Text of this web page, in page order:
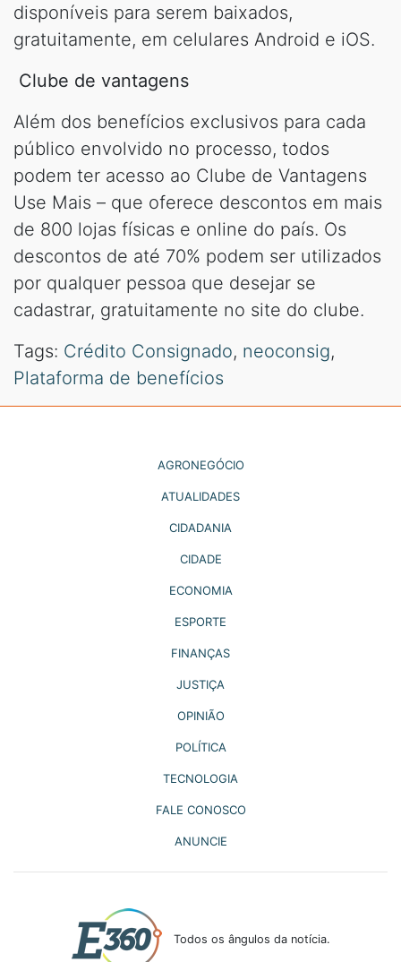
disponíveis para serem baixados,
gratuitamente, em celulares Android e iOS.
Clube de vantagens
Além dos benefícios exclusivos para cada
público envolvido no processo, todos
podem ter acesso ao Clube de Vantagens
Use Mais – que oferece descontos em mais
de 800 lojas físicas e online do país. Os
descontos de até 70% podem ser utilizados
por qualquer pessoa que desejar se
cadastrar, gratuitamente no site do clube.
Tags: Crédito Consignado, neoconsig,
Plataforma de benefícios
AGRONEGÓCIO
ATUALIDADES
CIDADANIA
CIDADE
ECONOMIA
ESPORTE
FINANÇAS
JUSTIÇA
OPINIÃO
POLÍTICA
TECNOLOGIA
FALE CONOSCO
ANUNCIE
Todos os ângulos da notícia.